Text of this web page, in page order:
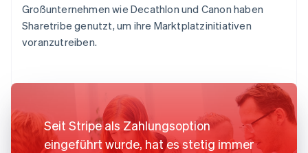
Großunternehmen wie Decathlon und Canon haben
Sharetribe genutzt, um ihre Marktplatzinitiativen
voranzutreiben.
Seit Stripe als Zahlungsoption
eingeführt wurde, hat es stetig immer